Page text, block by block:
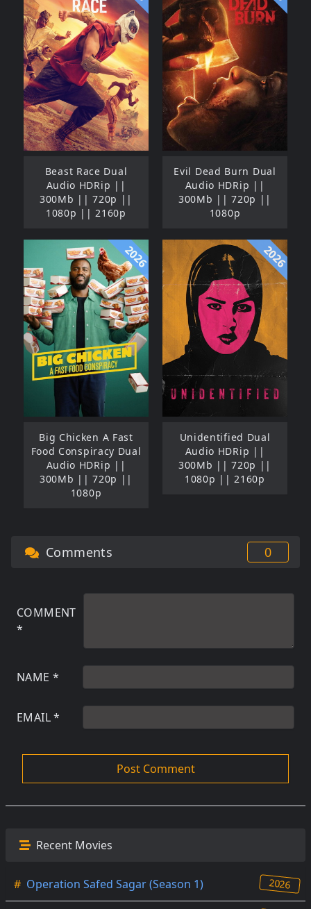
Beast Race Dual
Audio HDRip ||
300Mb || 720p ||
1080p || 2160p
Evil Dead Burn Dual
Audio HDRip ||
300Mb || 720p ||
1080p
2026
Big Chicken A Fast
Food Conspiracy Dual
Audio HDRip ||
300Mb || 720p ||
1080p
2026
Unidentified Dual
Audio HDRip ||
300Mb || 720p ||
1080p || 2160p
Comments 0
COMMENT
*
NAME *
EMAIL*
Recent Movies
# Operation Safed Sagar (Season 1) 2026